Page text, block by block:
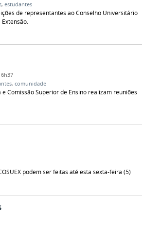
, estudantes
de representantes ao Conselho Universitário
, comunidade
Comissão Superior de Ensino realizam reuniões
podem ser feitas até esta sexta-feira (5)